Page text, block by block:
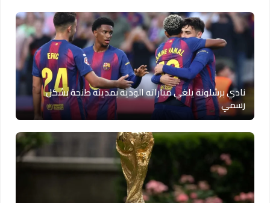
نادي برشلونة يلغي مباراته الودية بمدينة طنجة بشكل
رسمي